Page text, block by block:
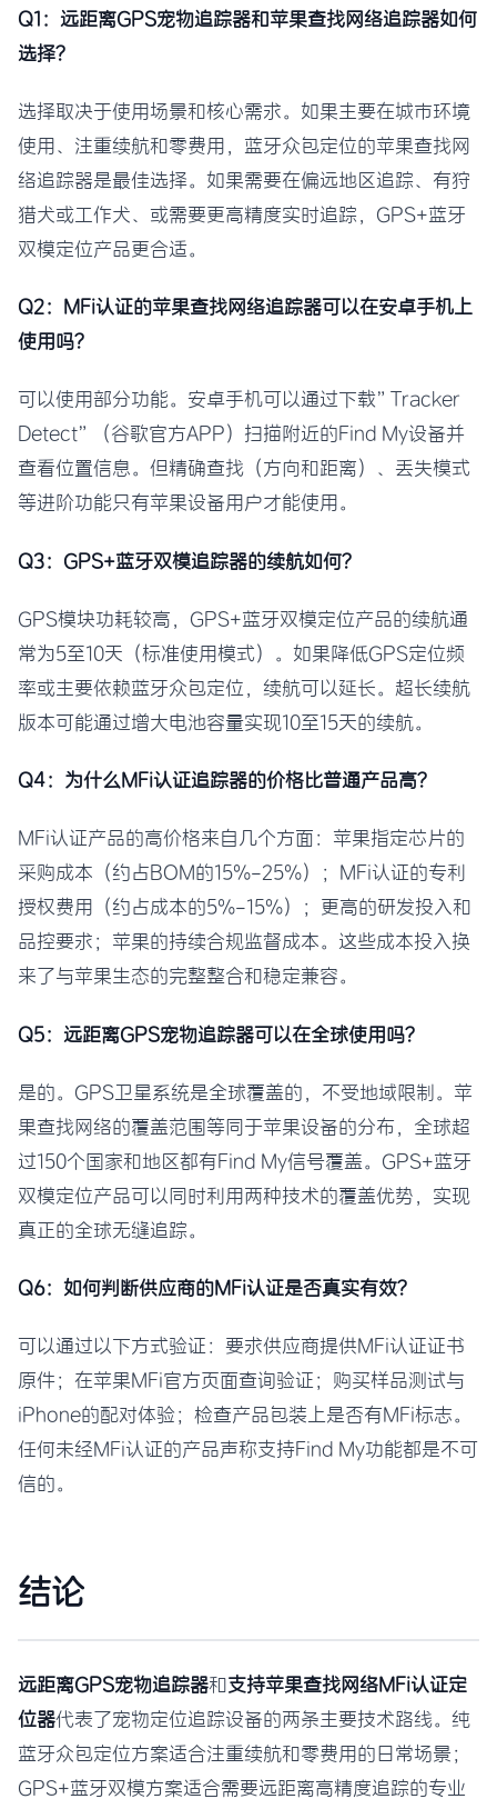
Q1：远距离GPS宠物追踪器和苹果查找网络追踪器如何
选择？
选择取决于使用场景和核心需求。如果主要在城市环境
使用、注重续航和零费用，蓝牙众包定位的苹果查找网
络追踪器是最佳选择。如果需要在偏远地区追踪、有狩
猎犬或工作犬、或需要更高精度实时追踪，GPS+蓝牙
双模定位产品更合适。
Q2：MFi认证的苹果查找网络追踪器可以在安卓手机上
使用吗？
可以使用部分功能。安卓手机可以通过下载”Tracker
Detect”（谷歌官方APP）扫描附近的Find My设备并
查看位置信息。但精确查找（方向和距离）、丢失模式
等进阶功能只有苹果设备用户才能使用。
Q3：GPS+蓝牙双模追踪器的续航如何？
GPS模块功耗较高，GPS+蓝牙双模定位产品的续航通
常为5至10天（标准使用模式）。如果降低GPS定位频
率或主要依赖蓝牙众包定位，续航可以延长。超长续航
版本可能通过增大电池容量实现10至15天的续航。
Q4：为什么MFi认证追踪器的价格比普通产品高？
MFi认证产品的高价格来自几个方面：苹果指定芯片的
采购成本（约占BOM的15%-25%）；MFi认证的专利
授权费用（约占成本的5%-15%）；更高的研发投入和
品控要求；苹果的持续合规监督成本。这些成本投入换
来了与苹果生态的完整整合和稳定兼容。
Q5：远距离GPS宠物追踪器可以在全球使用吗？
是的。GPS卫星系统是全球覆盖的，不受地域限制。苹
果查找网络的覆盖范围等同于苹果设备的分布，全球超
过150个国家和地区都有Find My信号覆盖。GPS+蓝牙
双模定位产品可以同时利用两种技术的覆盖优势，实现
真正的全球无缝追踪。
Q6：如何判断供应商的MFi认证是否真实有效？
可以通过以下方式验证：要求供应商提供MFi认证证书
原件；在苹果MFi官方页面查询验证；购买样品测试与
iPhone的配对体验；检查产品包装上是否有MFi标志。
任何未经MFi认证的产品声称支持Find My功能都是不可
信的。
结论
远距离GPS宠物追踪器和支持苹果查找网络MFi认证定
位器代表了宠物定位追踪设备的两条主要技术路线。纯
蓝牙众包定位方案适合注重续航和零费用的日常场景；
GPS+蓝牙双模方案适合需要远距离高精度追踪的专业